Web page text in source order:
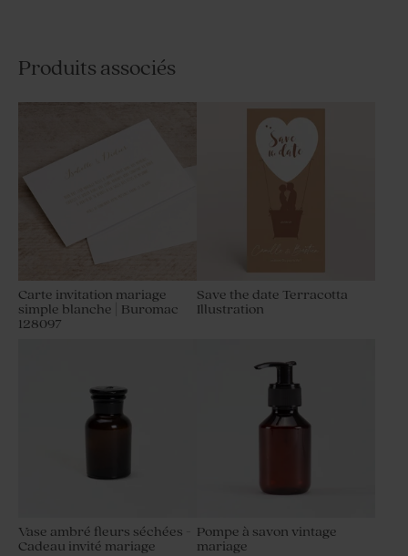
Produits associés
Carte invitation mariage
simple blanche | Buromac
128097
Save the date Terracotta
Illustration
Vase ambré fleurs séchées -
Cadeau invité mariage
Pompe à savon vintage
mariage